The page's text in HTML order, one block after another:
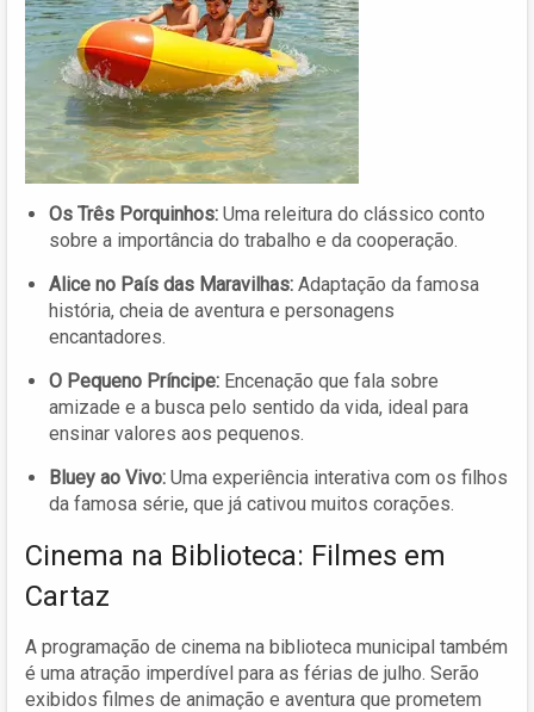
Os Três Porquinhos: Uma releitura do clássico conto
sobre a importância do trabalho e da cooperação.
Alice no País das Maravilhas: Adaptação da famosa
história, cheia de aventura e personagens
encantadores.
O Pequeno Príncipe: Encenação que fala sobre
amizade e a busca pelo sentido da vida, ideal para
ensinar valores aos pequenos.
Bluey ao Vivo: Uma experiência interativa com os filhos
da famosa série, que já cativou muitos corações.
Cinema na Biblioteca: Filmes em
Cartaz
A programação de cinema na biblioteca municipal também
é uma atração imperdível para as férias de julho. Serão
exibidos filmes de animação e aventura que prometem